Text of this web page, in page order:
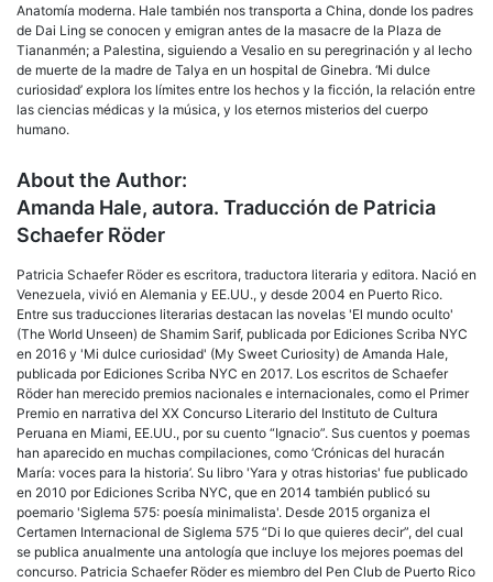
Anatomía moderna. Hale también nos transporta a China, donde los padres
de Dai Ling se conocen y emigran antes de la masacre de la Plaza de
Tiananmén; a Palestina, siguiendo a Vesalio en su peregrinación y al lecho
de muerte de la madre de Talya en un hospital de Ginebra. ‘Mi dulce
curiosidad’ explora los límites entre los hechos y la ficción, la relación entre
las ciencias médicas y la música, y los eternos misterios del cuerpo
humano.
About the Author:
Amanda Hale, autora. Traducción de Patricia
Schaefer Röder
Patricia Schaefer Röder es escritora, traductora literaria y editora. Nació en
Venezuela, vivió en Alemania y EE.UU., y desde 2004 en Puerto Rico.
Entre sus traducciones literarias destacan las novelas 'El mundo oculto'
(The World Unseen) de Shamim Sarif, publicada por Ediciones Scriba NYC
en 2016 y 'Mi dulce curiosidad' (My Sweet Curiosity) de Amanda Hale,
publicada por Ediciones Scriba NYC en 2017. Los escritos de Schaefer
Röder han merecido premios nacionales e internacionales, como el Primer
Premio en narrativa del XX Concurso Literario del Instituto de Cultura
Peruana en Miami, EE.UU., por su cuento “Ignacio”. Sus cuentos y poemas
han aparecido en muchas compilaciones, como ‘Crónicas del huracán
María: voces para la historia’. Su libro 'Yara y otras historias' fue publicado
en 2010 por Ediciones Scriba NYC, que en 2014 también publicó su
poemario 'Siglema 575: poesía minimalista'. Desde 2015 organiza el
Certamen Internacional de Siglema 575 “Di lo que quieres decir”, del cual
se publica anualmente una antología que incluye los mejores poemas del
concurso. Patricia Schaefer Röder es miembro del Pen Club de Puerto Rico